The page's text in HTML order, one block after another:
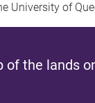
University of
of the lands